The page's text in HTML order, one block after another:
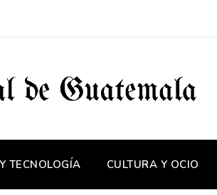
TECNOLOGÍA CULTURA Y OCIO